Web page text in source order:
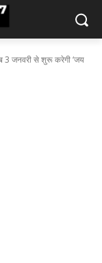
जनवरी से शुरू करेगी ‘जय